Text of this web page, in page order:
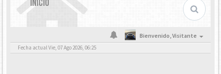
INICIO
Bienvenido,Visitante
Fecha actual Vie, 07 Ago 2026, 06:25